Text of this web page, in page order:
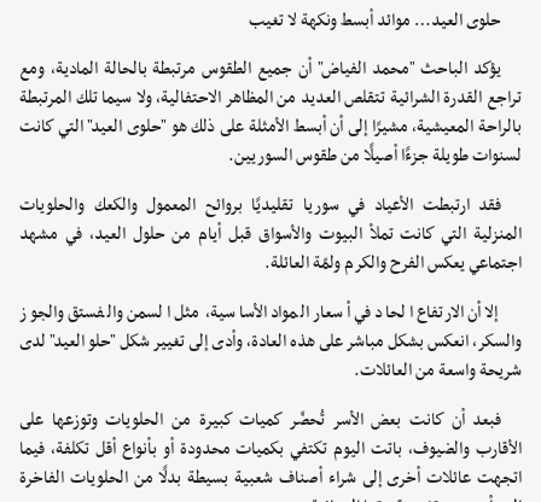
حلوى العيد… موائد أبسط ونكهة لا تغيب
يؤكد الباحث "محمد الفياض" أن جميع الطقوس مرتبطة بالحالة المادية، ومع
تراجع القدرة الشرائية تتقلص العديد من المظاهر الاحتفالية، ولا سيما تلك المرتبطة
بالراحة المعيشية، مشيرًا إلى أن أبسط الأمثلة على ذلك هو "حلوى العيد" التي كانت
لسنوات طويلة جزءًا أصيلًا من طقوس السوريين.
فقد ارتبطت الأعياد في سوريا تقليديًا بروائح المعمول والكعك والحلويات
المنزلية التي كانت تملأ البيوت والأسواق قبل أيام من حلول العيد، في مشهد
اجتماعي يعكس الفرح والكرم ولمّة العائلة.
إلا أن الارتفاع الحاد في أسعار المواد الأساسية، مثل السمن والفستق والجوز
والسكر، انعكس بشكل مباشر على هذه العادة، وأدى إلى تغيير شكل "حلو العيد" لدى
شريحة واسعة من العائلات.
فبعد أن كانت بعض الأسر تُحضّر كميات كبيرة من الحلويات وتوزعها على
الأقارب والضيوف، باتت اليوم تكتفي بكميات محدودة أو بأنواع أقل تكلفة، فيما
اتجهت عائلات أخرى إلى شراء أصناف شعبية بسيطة بدلًا من الحلويات الفاخرة